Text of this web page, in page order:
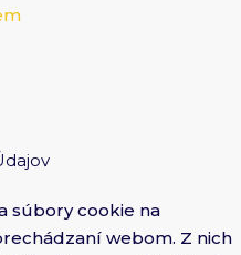
súbory cookie na
webom. Z nich